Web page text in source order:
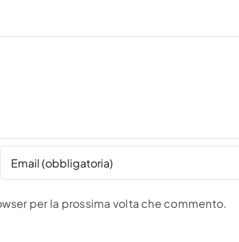
per la prossima volta che commento.